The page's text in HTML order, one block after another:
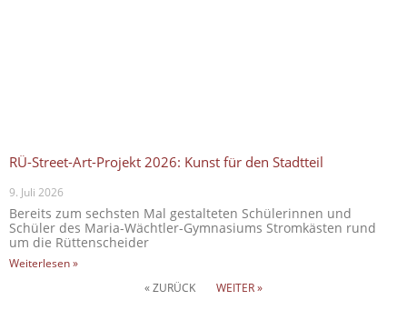
RÜ-Street-Art-Projekt 2026: Kunst für den Stadtteil
9. Juli 2026
Bereits zum sechsten Mal gestalteten Schülerinnen und
Schüler des Maria-Wächtler-Gymnasiums Stromkästen rund
um die Rüttenscheider
Weiterlesen »
« ZURÜCK
WEITER »